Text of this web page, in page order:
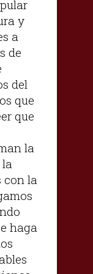
y
a
de
del
que
que
la
la
con la
haga